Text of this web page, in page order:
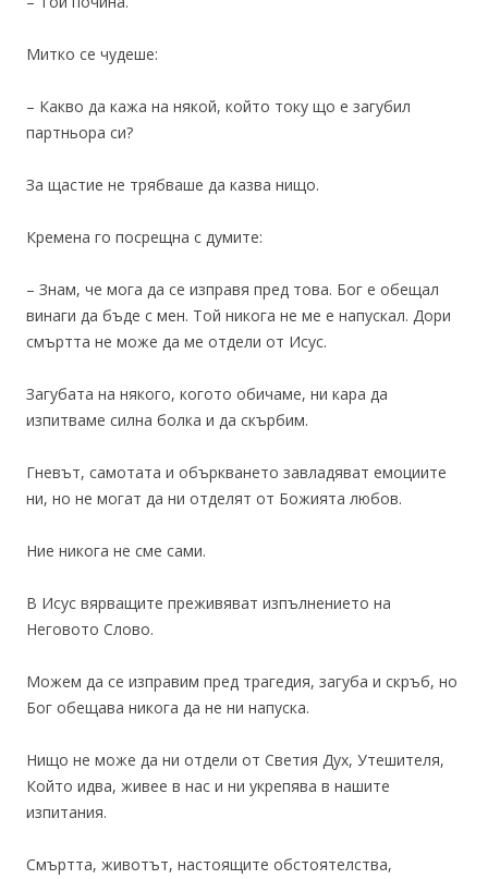
Митко се чудеше:
– Какво да кажа на някой, който току що е загубил
партньора си?
За щастие не трябваше да казва нищо.
Кремена го посрещна с думите:
– Знам, че мога да се изправя пред това. Бог е обещал
винаги да бъде с мен. Той никога не ме е напускал. Дори
смъртта не може да ме отдели от Исус.
Загубата на някого, когото обичаме, ни кара да
изпитваме силна болка и да скърбим.
Гневът, самотата и объркването завладяват емоциите
ни, но не могат да ни отделят от Божията любов.
Ние никога не сме сами.
В Исус вярващите преживяват изпълнението на
Неговото Слово.
Можем да се изправим пред трагедия, загуба и скръб, но
Бог обещава никога да не ни напуска.
Нищо не може да ни отдели от Светия Дух, Утешителя,
Който идва, живее в нас и ни укрепява в нашите
изпитания.
Смъртта, животът, настоящите обстоятелства,